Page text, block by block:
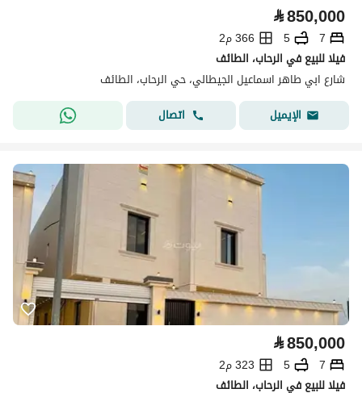
⃁850,000
7
5
366 م2
فيلا للبيع في الرحاب، الطائف
شارع ابي طاهر اسماعيل الجيطالي، حي الرحاب، الطائف
الإيميل
اتصال
⃁850,000
7
5
323 م2
فيلا للبيع في الرحاب، الطائف